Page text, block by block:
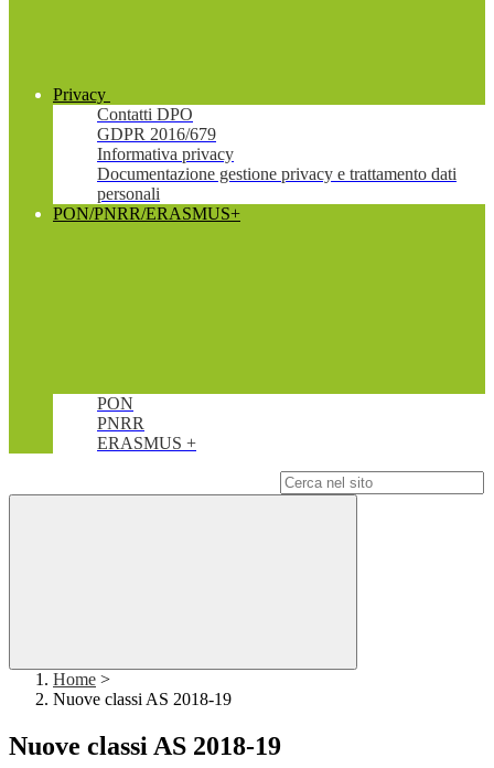
Privacy
Contatti DPO
GDPR 2016/679
Informativa privacy
Documentazione gestione privacy e trattamento dati
personali
PON/PNRR/ERASMUS+
PON
PNRR
ERASMUS +
Home >
Nuove classi AS 2018-19
Nuove classi AS 2018-19